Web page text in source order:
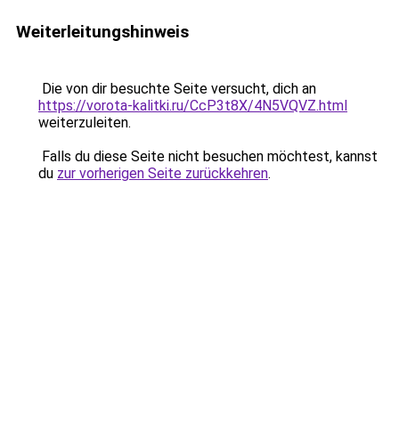
Weiterleitungshinweis
Die von dir besuchte Seite versucht, dich an
https://vorota-kalitki.ru/CcP3t8X/4N5VQVZ.html
weiterzuleiten.
Falls du diese Seite nicht besuchen möchtest, kannst
du zur vorherigen Seite zurückkehren.